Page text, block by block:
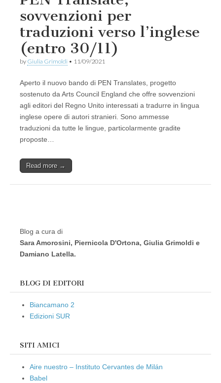
sovvenzioni per
traduzioni verso l’inglese
(entro 30/11)
by Giulia Grimoldi • 11/09/2021
Aperto il nuovo bando di PEN Translates, progetto
sostenuto da Arts Council England che offre sovvenzioni
agli editori del Regno Unito interessati a tradurre in lingua
inglese opere di autori stranieri. Sono ammesse
traduzioni da tutte le lingue, particolarmente gradite
proposte…
Read more →
Blog a cura di
Sara Amorosini, Piernicola D'Ortona, Giulia Grimoldi e
Damiano Latella.
BLOG DI EDITORI
Biancamano 2
Edizioni SUR
SITI AMICI
Aire nuestro – Instituto Cervantes de Milán
Babel